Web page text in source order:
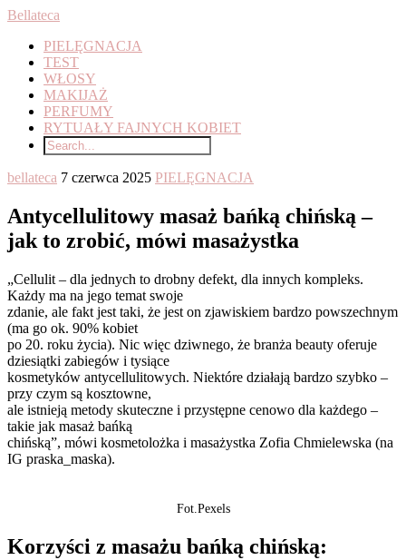
Bellateca
PIELĘGNACJA
TEST
WŁOSY
MAKIJAŻ
PERFUMY
RYTUAŁY FAJNYCH KOBIET
bellateca 7 czerwca 2025 PIELĘGNACJA
Antycellulitowy masaż bańką chińską –
jak to zrobić, mówi masażystka
„Cellulit – dla jednych to drobny defekt, dla innych kompleks.
Każdy ma na jego temat swoje
zdanie, ale fakt jest taki, że jest on zjawiskiem bardzo powszechnym
(ma go ok. 90% kobiet
po 20. roku życia). Nic więc dziwnego, że branża beauty oferuje
dziesiątki zabiegów i tysiące
kosmetyków antycellulitowych. Niektóre działają bardzo szybko –
przy czym są kosztowne,
ale istnieją metody skuteczne i przystępne cenowo dla każdego –
takie jak masaż bańką
chińską”, mówi kosmetolożka i masażystka Zofia Chmielewska (na
IG praska_maska).
Fot.Pexels
Korzyści z masażu bańką chińską: